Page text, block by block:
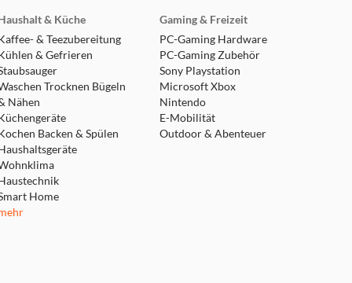
& Küche
& Teezubereitung
& Gefrieren
Trocknen Bügeln
Nähen
Backen & Spülen
Home
Gaming & Freizeit
PC-Gaming Hardware
PC-Gaming Zubehör
Sony Playstation
Microsoft Xbox
Nintendo
E-Mobilität
Outdoor & Abenteuer